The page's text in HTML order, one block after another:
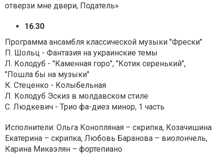
отверзи мне двери, Податель»
16.30
Программа ансамбля классической музыки "Фрески"
П. Шольц - Фантазия на украинские темы
Л. Колодуб - "Каменная горо", "Котик серенький",
"Пошла бы на музыки"
К. Стеценко - Колыбельная
Л. Колодуб Эскиз в молдавском стиле
С. Людкевич - Трио фа-диез минор, 1 часть
Исполнители: Ольга Конопляная – скрипка, Козачишина
Екатерина – скрипка, Любовь Баранова – виолончель,
Карина Микаэлян – фортепиано